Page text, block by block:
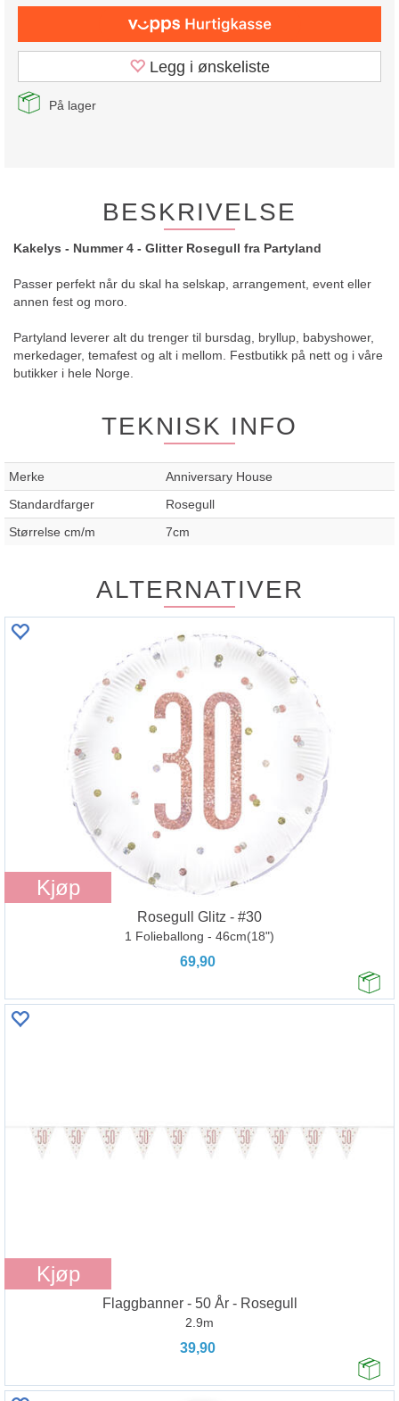
Legg i ønskeliste
På lager
BESKRIVELSE
Kakelys - Nummer 4 - Glitter Rosegull fra Partyland
Passer perfekt når du skal ha selskap, arrangement, event eller
annen fest og moro.
Partyland leverer alt du trenger til bursdag, bryllup, babyshower,
merkedager, temafest og alt i mellom. Festbutikk på nett og i våre
butikker i hele Norge.
TEKNISK INFO
Merke
Anniversary House
Standardfarger
Rosegull
Størrelse cm/m
7cm
ALTERNATIVER
Kjøp
Rosegull Glitz - #30
1 Folieballong - 46cm(18")
69,90
Kjøp
Flaggbanner - 50 År - Rosegull
2.9m
39,90